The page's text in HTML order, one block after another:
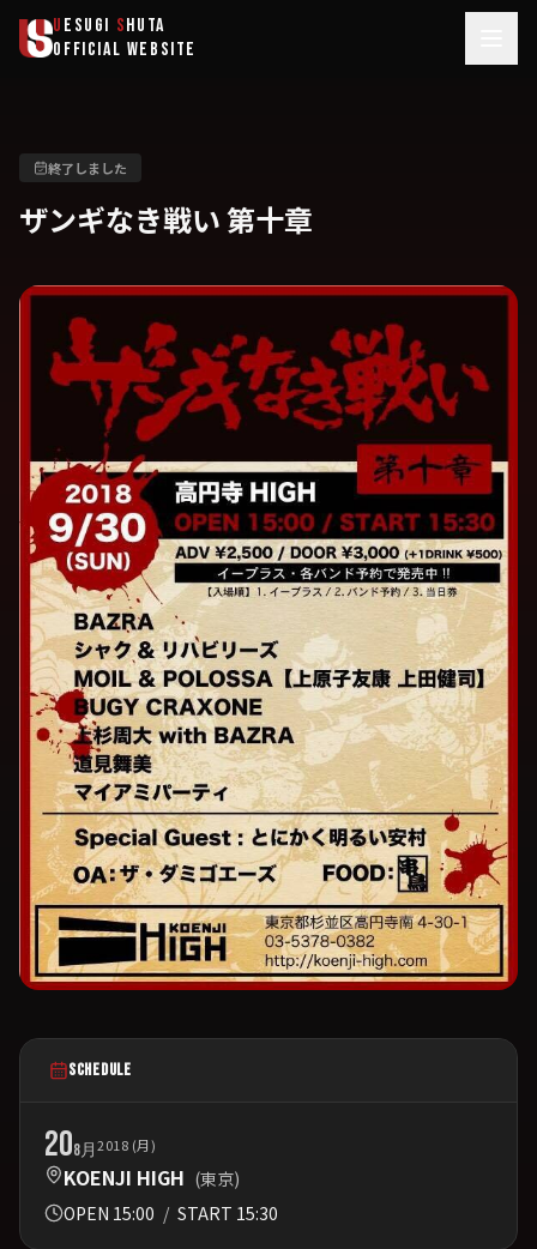
メインコンテンツへスキップ
U ESUGI SHUTA
OFFICIAL WEBSITE
終了しました
ザンギなき戦い 第十章
SCHEDULE
208月2018 (月)
KOENJI HIGH (東京)
OPEN 15:00 / START 15:30